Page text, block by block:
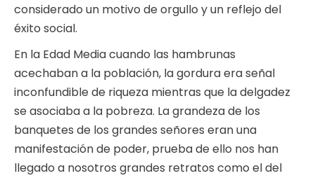
considerado un motivo de orgullo y un reflejo del
éxito social.
En la Edad Media cuando las hambrunas
acechaban a la población, la gordura era señal
inconfundible de riqueza mientras que la delgadez
se asociaba a la pobreza. La grandeza de los
banquetes de los grandes señores eran una
manifestación de poder, prueba de ello nos han
llegado a nosotros grandes retratos como el del